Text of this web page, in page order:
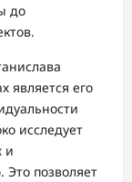
до
является его
исследует
и
позволяет